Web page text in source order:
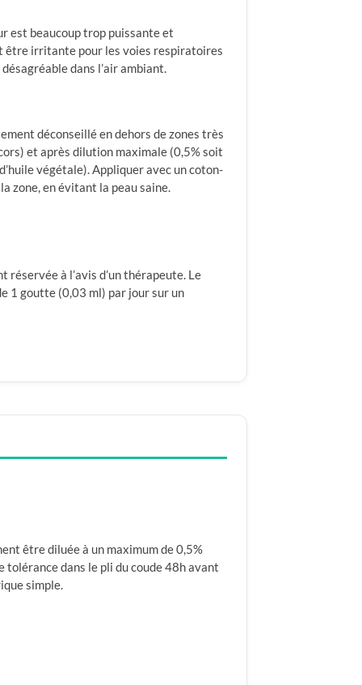
est beaucoup trop puissante et
être irritante pour les voies respiratoires
dans l’air ambiant.
déconseillé en dehors de zones très
et après dilution maximale (0,5% soit
végétale). Appliquer avec un coton-
zone, en évitant la peau saine.
réservée à l’avis d’un thérapeute. Le
1 goutte (0,03 ml) par jour sur un
être diluée à un maximum de 0,5%
dans le pli du coude 48h avant
simple.